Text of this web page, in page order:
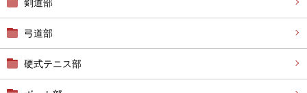
剣道部
弓道部
硬式テニス部